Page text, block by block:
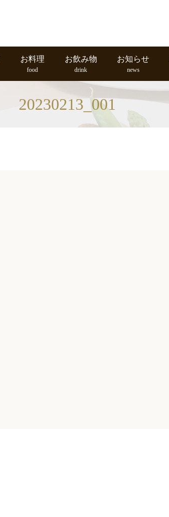
お料理
food
お飲み物
drink
お知らせ
news
20230213_001